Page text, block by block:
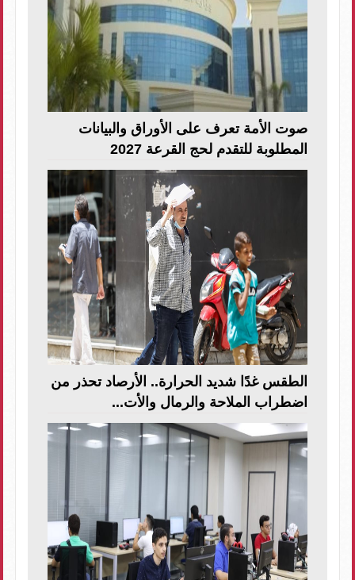
صوت الأمة تعرف على الأوراق والبيانات
المطلوبة للتقدم لحج القرعة 2027
الطقس غدًا شديد الحرارة.. الأرصاد تحذر من
اضطراب الملاحة والرمال والأت...